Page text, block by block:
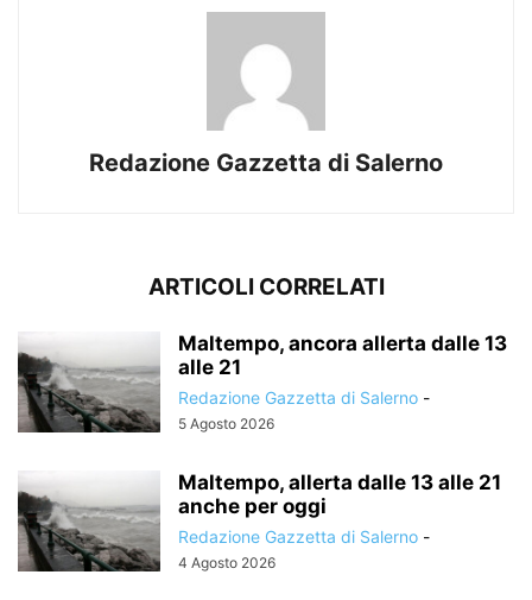
Redazione Gazzetta di Salerno
ARTICOLI CORRELATI
Maltempo, ancora allerta dalle 13
alle 21
Redazione Gazzetta di Salerno -
5 Agosto 2026
Maltempo, allerta dalle 13 alle 21
anche per oggi
Redazione Gazzetta di Salerno -
4 Agosto 2026